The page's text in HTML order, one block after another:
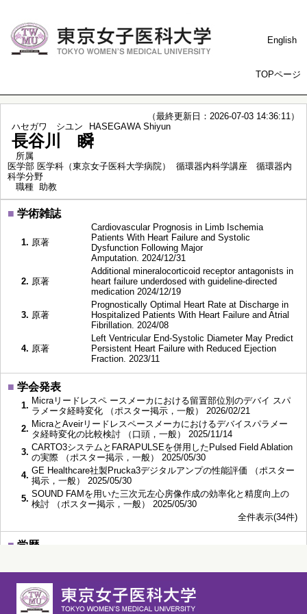
English
TOPページ
（最終更新日：2026-07-03 14:36:11）
ハセガワ シユン
HASEGAWA Shiyun
長谷川 瞬
所属
医学部 医学科（東京女子医科大学病院） 循環器内科学講座 循環器内
科学分野
職種 助教
■ 学術雑誌
1. 原著
Cardiovascular Prognosis in Limb Ischemia
Patients With Heart Failure and Systolic
Dysfunction Following Major
Amputation. 2024/12/31
2. 原著
Additional mineralocorticoid receptor antagonists in
heart failure underdosed with guideline-directed
medication 2024/12/19
3. 原著
Prognostically Optimal Heart Rate at Discharge in
Hospitalized Patients With Heart Failure and Atrial
Fibrillation. 2024/08
4. 原著
Left Ventricular End-Systolic Diameter May Predict
Persistent Heart Failure with Reduced Ejection
Fraction. 2023/11
■ 学会発表
1. Micraリードレスペ ースメーカにおける 留置部位別のデバイ スパ
ラメータ経時変化 （ポスター掲示，一般） 2026/02/21
2. MicraとAveirリードレスペースメーカにおけるデバイスパラメー
タ経時変化の比較検討 （口頭，一般） 2025/11/14
3. CARTO3システムとFARAPULSEを併用したPulsed Field Ablation
の実際 （ポスター掲示，一般） 2025/05/30
4. GE Healthcare社製Prucka3デジタルアンプの性能評価 （ポスター
掲示，一般） 2025/05/30
5. SOUND FAMを用いた三次元左心房像作成の効率化と精度向上の
検討 （ポスター掲示，一般） 2025/05/30
全件表示(34件)
■ 学歴